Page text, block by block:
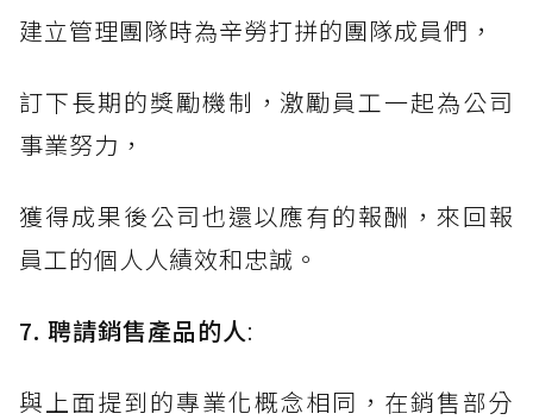
建立管理團隊時為辛勞打拼的團隊成員們，
訂下長期的獎勵機制，激勵員工一起為公司
事業努力，
獲得成果後公司也還以應有的報酬，來回報
員工的個人人績效和忠誠。
7. 聘請銷售產品的人:
與上面提到的專業化概念相同，在銷售部分